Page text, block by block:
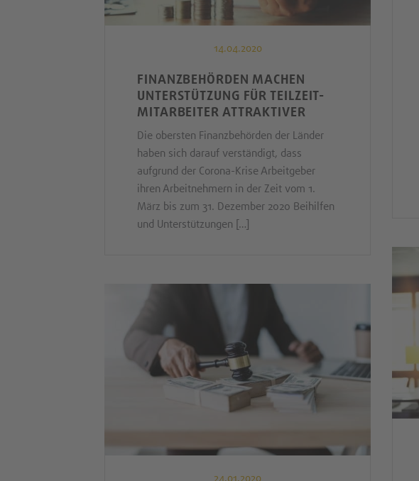
14.04.2020
FINANZBEHÖRDEN MACHEN
UNTERSTÜTZUNG FÜR TEILZEIT-
MITARBEITER ATTRAKTIVER
Die obersten Finanzbehörden der Länder
haben sich darauf verständigt, dass
aufgrund der Corona-Krise Arbeitgeber
ihren Arbeitnehmern in der Zeit vom 1.
März bis zum 31. Dezember 2020 Beihilfen
und Unterstützungen […]
24.01.2020